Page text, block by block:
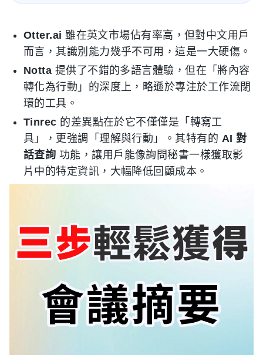
Otter.ai 雖在英文市場佔有率高，但對中文用戶
而言，其識別能力幾乎不可用，這是一大硬傷。
Notta 提供了不錯的多語言體驗，但在「將內容
轉化為行動」的深度上，略遜於專注於工作流閉
環的工具。
Tinrec 的差異點在於它不僅僅是「轉寫工
具」，更強調「理解與行動」。其特有的 AI 對
話查詢 功能，讓用戶能像詢問秘書一樣獲取影
片中的特定資訊，大幅降低回顧成本。